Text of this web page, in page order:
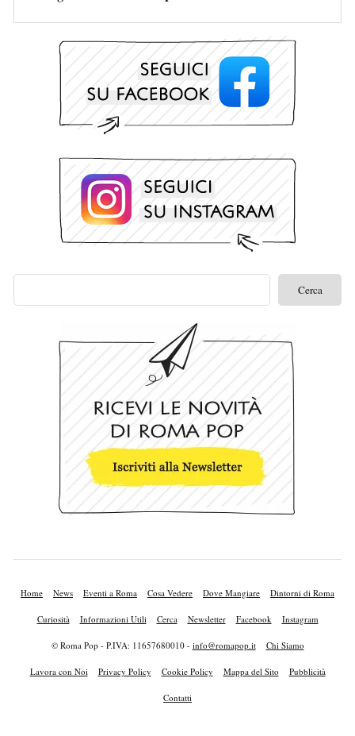
Home News Eventi a Roma Cosa Vedere Dove Mangiare Dintorni di Roma
Curiosità Informazioni Utili Cerca Newsletter Facebook Instagram
© Roma Pop - P.IVA: 11657680010 - info@romapop.it Chi Siamo
Lavora con Noi Privacy Policy Cookie Policy Mappa del Sito Pubblicità
Contatti